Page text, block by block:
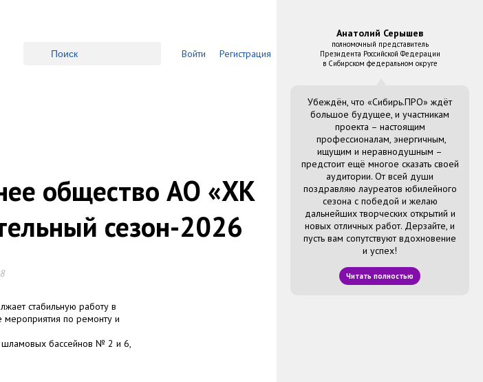
Анатолий Серышев
полномочный представитель
Президента Российской Федерации
в Сибирском федеральном округе
Убеждён, что «Сибирь.ПРО» ждёт
большое будущее, и участникам
проекта – настоящим
профессионалам, энергичным,
ищущим и неравнодушным –
предстоит ещё многое сказать своей
аудитории. От всей души
поздравляю лауреатов юбилейного
сезона с победой и желаю
дальнейших творческих открытий и
новых отличных работ. Дерзайте, и
пусть вам сопутствуют вдохновение
и успех!
Читать полностью
Войти Регистрация
общество АО «ХК
сезон-2026
стабильную работу в
мероприятия по ремонту и
шламовых бассейнов № 2 и 6,